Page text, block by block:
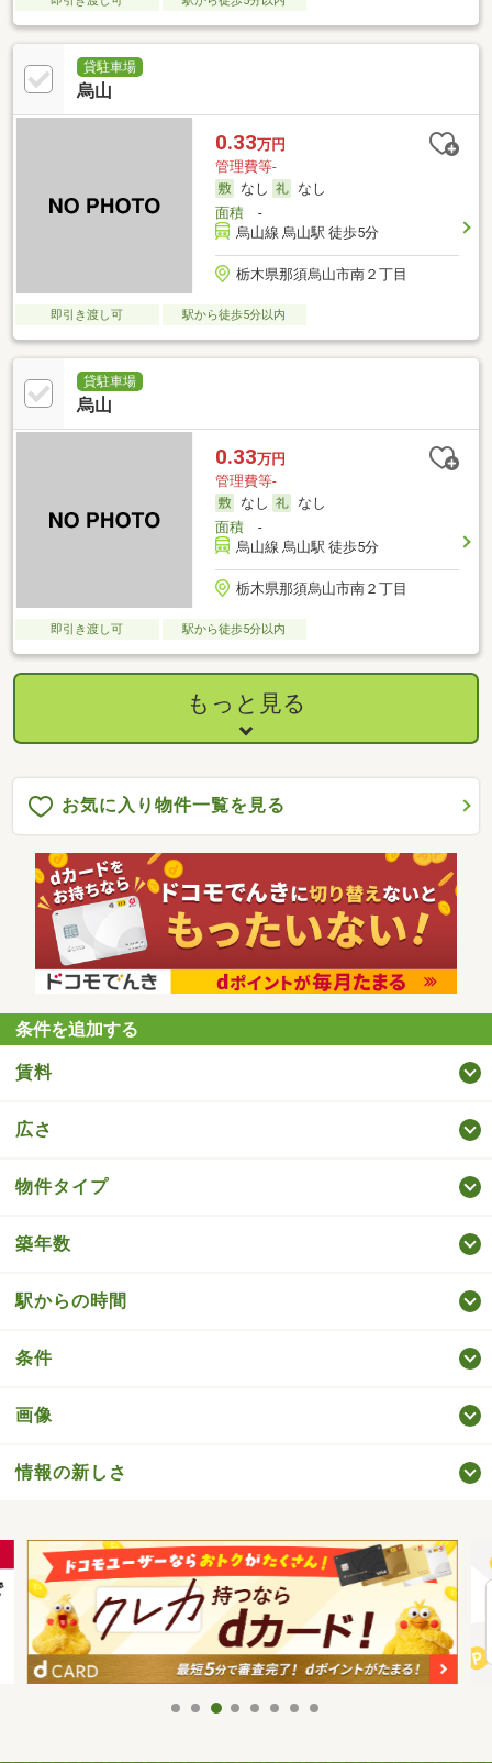
貸駐車場
烏山
0.33万円
管理費等-
なし
なし
面積-
烏山線 烏山駅 徒歩5分
栃木県那須烏山市南２丁目
即引き渡し可 駅から徒歩5分以内
貸駐車場
烏山
0.33万円
管理費等-
なし
なし
面積-
烏山線 烏山駅 徒歩5分
栃木県那須烏山市南２丁目
即引き渡し可 駅から徒歩5分以内
もっと見る
お気に入り物件一覧を見る
条件を追加する
賃料
広さ
物件タイプ
築年数
駅からの時間
条件
画像
情報の新しさ